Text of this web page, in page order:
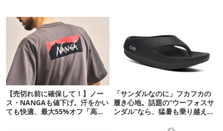
【売切れ前に確保して！】ノー
ス・NANGAも値下げ。汗をかい
ても快適、最大55%オフ「高機
「サンダルなのに」フカフカの
履き心地。話題の“ウーフォスサ
ンダル”なら、猛暑も乗り越えら